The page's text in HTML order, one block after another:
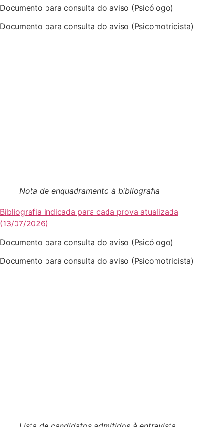
Documento para consulta do aviso (Psicólogo)
Documento para consulta do aviso (Psicomotricista)
Nota de enquadramento à bibliografia
Bibliografia indicada para cada prova atualizada
(13/07/2026)
Documento para consulta do aviso (Psicólogo)
Documento para consulta do aviso (Psicomotricista)